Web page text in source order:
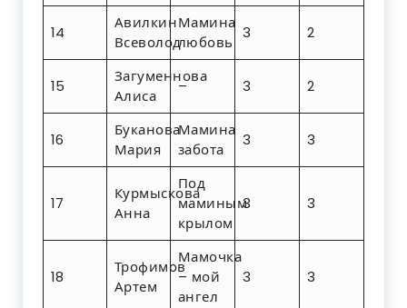
14
Авилкин
Всеволод
Мамина
любовь
3 2
15
Загуменнова
Алиса
– 3 2
16
Буканова
Мария
Мамина
забота
3 3
17
Курмыскова
Анна
Под
маминым
крылом
3 3
18
Трофимов
Артем
Мамочка
– мой
ангел
3 3